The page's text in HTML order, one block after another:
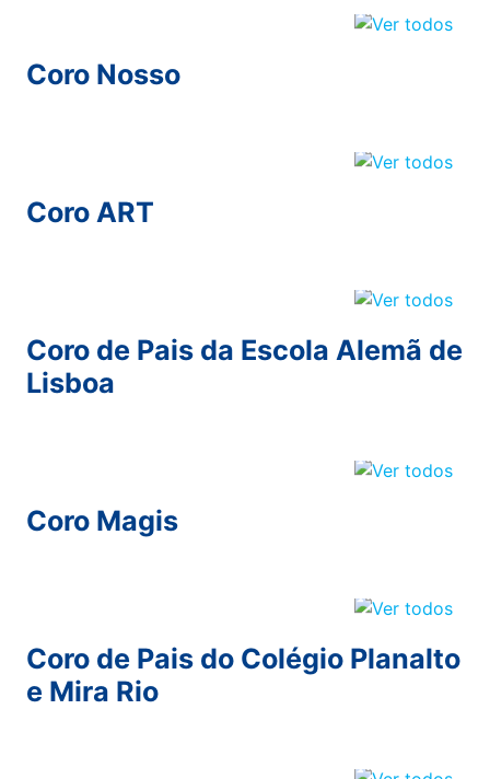
Coro Nosso
Coro ART
Coro de Pais da Escola Alemã de
Lisboa
Coro Magis
Coro de Pais do Colégio Planalto
e Mira Rio